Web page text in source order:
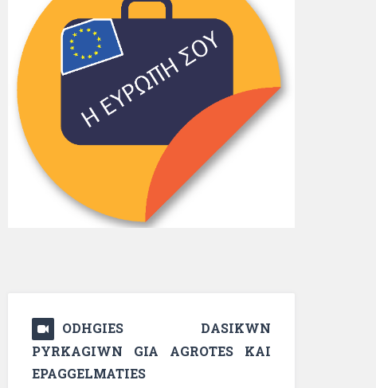
ODHGIES DASIKWN
PYRKAGIWN GIA AGROTES KAI
EPAGGELMATIES